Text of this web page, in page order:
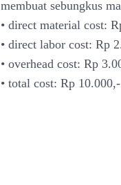
membuat sebungkus
• direct material cost:
• direct labor cost: Rp
• overhead cost: Rp
• total cost: Rp 10.000,-